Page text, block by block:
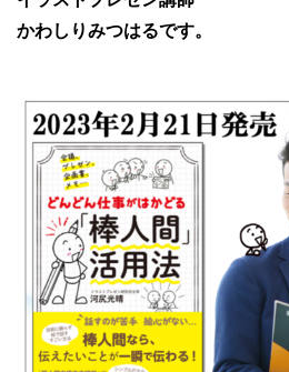
かわしりみつはるです。